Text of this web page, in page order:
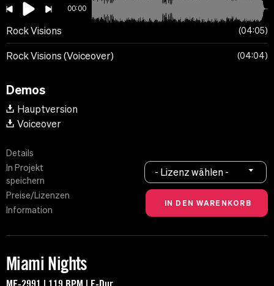
00:00
Rock Visions 04:05
Rock Visions (Voiceover) 04:04
Demos
Hauptversion
Voiceover
Details
In Projekt
speichern
Preise/Lizenzen
Information
- Lizenz wählen -
Miami Nights